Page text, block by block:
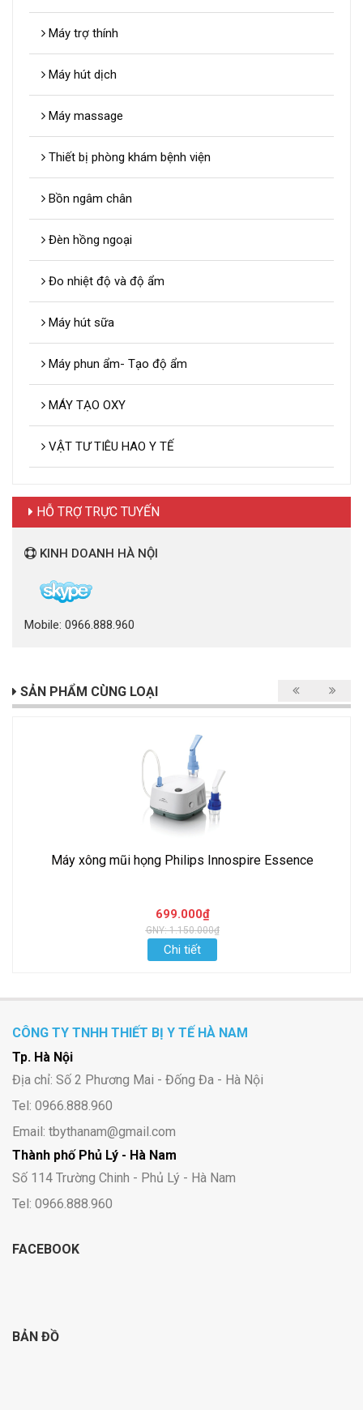
Máy trợ thính
Máy hút dịch
Máy massage
Thiết bị phòng khám bệnh viện
Bồn ngâm chân
Đèn hồng ngoại
Đo nhiệt độ và độ ẩm
Máy hút sữa
Máy phun ẩm- Tạo độ ẩm
MÁY TẠO OXY
VẬT TƯ TIÊU HAO Y TẾ
HỖ TRỢ TRỰC TUYẾN
KINH DOANH HÀ NỘI
Mobile: 0966.888.960
SẢN PHẨM CÙNG LOẠI
Máy xông mũi họng Philips Innospire Essence
699.000₫
GNY: 1.150.000₫
Chi tiết
CÔNG TY TNHH THIẾT BỊ Y TẾ HÀ NAM
Tp. Hà Nội
Địa chỉ: Số 2 Phương Mai - Đống Đa - Hà Nội
Tel: 0966.888.960
Email: tbythanam@gmail.com
Thành phố Phủ Lý - Hà Nam
Số 114 Trường Chinh - Phủ Lý - Hà Nam
Tel: 0966.888.960
FACEBOOK
BẢN ĐỒ